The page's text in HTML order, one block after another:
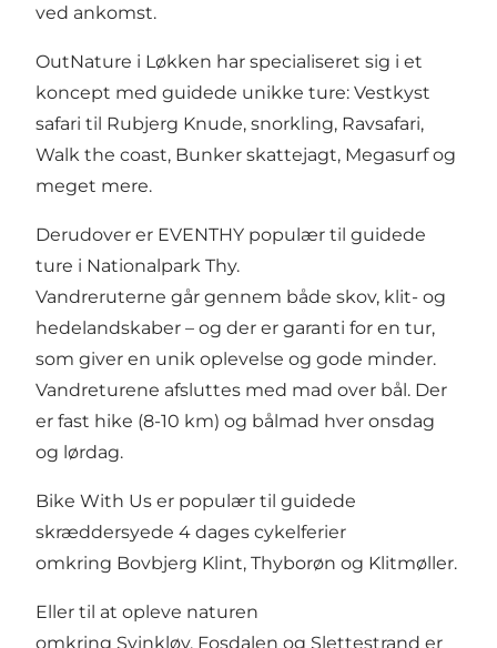
ved ankomst.
OutNature i Løkken har specialiseret sig i et
koncept med guidede unikke ture: Vestkyst
safari til Rubjerg Knude, snorkling, Ravsafari,
Walk the coast, Bunker skattejagt, Megasurf og
meget mere.
Derudover er EVENTHY populær til guidede
ture i Nationalpark Thy.
Vandreruterne går gennem både skov, klit- og
hedelandskaber – og der er garanti for en tur,
som giver en unik oplevelse og gode minder.
Vandreturene afsluttes med mad over bål. Der
er fast hike (8-10 km) og bålmad hver onsdag
og lørdag.
Bike With Us er populær til guidede
skræddersyede 4 dages cykelferier
omkring Bovbjerg Klint, Thyborøn og Klitmøller.
Eller til at opleve naturen
omkring Svinkløv, Fosdalen og Slettestrand er